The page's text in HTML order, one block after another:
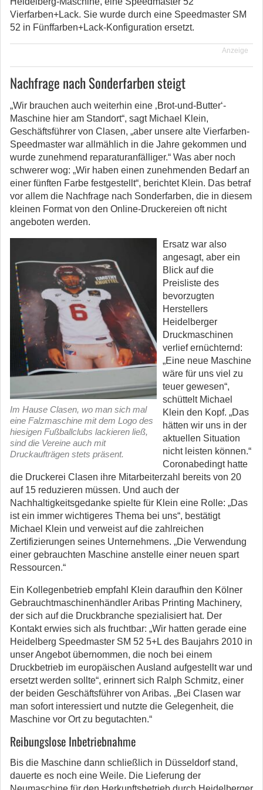
Vierfarben+Lack. Sie wurde durch eine Speedmaster SM
52 in Fünffarben+Lack-Konfiguration ersetzt.
Anzeige
Nachfrage nach Sonderfarben steigt
„Wir brauchen auch weiterhin eine ‚Brot-und-Butter‘-
Maschine hier am Standort“, sagt Michael Klein,
Geschäftsführer von Clasen, „aber unsere alte Vierfarben-
Speedmaster war allmählich in die Jahre gekommen und
wurde zunehmend reparaturanfälliger.“ Was aber noch
schwerer wog: „Wir haben einen zunehmenden Bedarf an
einer fünften Farbe festgestellt“, berichtet Klein. Das betraf
vor allem die Nachfrage nach Sonderfarben, die in diesem
kleinen Format von den Online-Druckereien oft nicht
angeboten werden.
Im Hause Clasen, wo man sich mal
eine Falzmaschine mit dem Logo des
hiesigen Fußballclubs lackieren ließ,
sind die Vereine auch mit
Druckaufträgen stets präsent.
Ersatz war also
angesagt, aber ein
Blick auf die
Preisliste des
bevorzugten
Herstellers
Heidelberger
Druckmaschinen
verlief ernüchternd:
„Eine neue Maschine
wäre für uns viel zu
teuer gewesen“,
schüttelt Michael
Klein den Kopf. „Das
hätten wir uns in der
aktuellen Situation
nicht leisten können.“
Coronabedingt hatte
die Druckerei Clasen ihre Mitarbeiterzahl bereits von 20
auf 15 reduzieren müssen. Und auch der
Nachhaltigkeitsgedanke spielte für Klein eine Rolle: „Das
ist ein immer wichtigeres Thema bei uns“, bestätigt
Michael Klein und verweist auf die zahlreichen
Zertifizierungen seines Unternehmens. „Die Verwendung
einer gebrauchten Maschine anstelle einer neuen spart
Ressourcen.“
Ein Kollegenbetrieb empfahl Klein daraufhin den Kölner
Gebrauchtmaschinenhändler Aribas Printing Machinery,
der sich auf die Druckbranche spezialisiert hat. Der
Kontakt erwies sich als fruchtbar: „Wir hatten gerade eine
Heidelberg Speedmaster SM 52 5+L des Baujahrs 2010 in
unser Angebot übernommen, die noch bei einem
Druckbetrieb im europäischen Ausland aufgestellt war und
ersetzt werden sollte“, erinnert sich Ralph Schmitz, einer
der beiden Geschäftsführer von Aribas. „Bei Clasen war
man sofort interessiert und nutzte die Gelegenheit, die
Maschine vor Ort zu begutachten.“
Reibungslose Inbetriebnahme
Bis die Maschine dann schließlich in Düsseldorf stand,
dauerte es noch eine Weile. Die Lieferung der